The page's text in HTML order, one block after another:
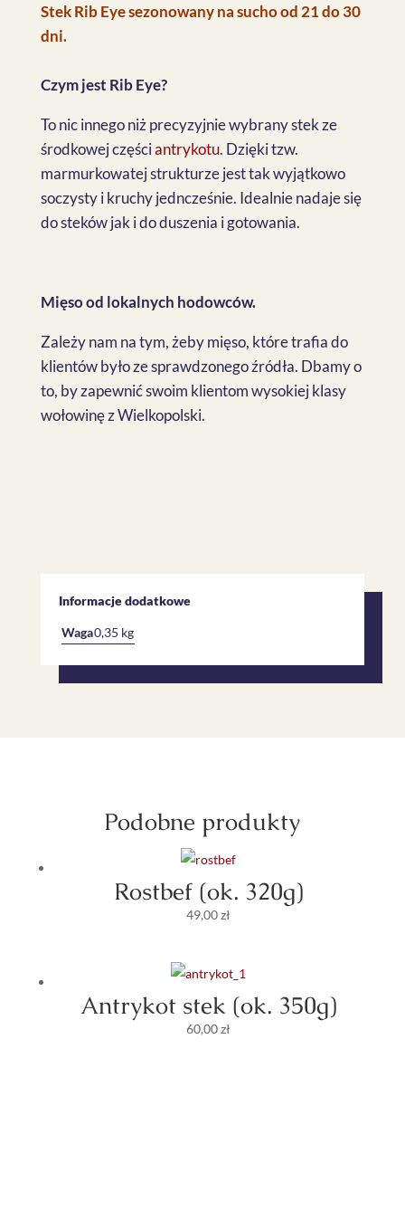
Stek Rib Eye sezonowany na sucho od 21 do 30
dni.
Czym jest Rib Eye?
To nic innego niż precyzyjnie wybrany stek ze
środkowej częściantrykotu. Dzięki tzw.
marmurkowatej strukturze jest tak wyjątkowo
soczysty i kruchy jedncześnie. Idealnie nadaje się
do steków jak i do duszenia i gotowania.
Mięso od lokalnych hodowców.
Zależy nam na tym, żeby mięso, które trafia do
klientów było ze sprawdzonego źródła. Dbamy o
to, by zapewnić swoim klientom wysokiej klasy
wołowinę z Wielkopolski.
Informacje dodatkowe
Waga0,35 kg
Podobne produkty
Rostbef (ok. 320g)
49,00zł
Antrykot stek (ok. 350g)
60,00zł